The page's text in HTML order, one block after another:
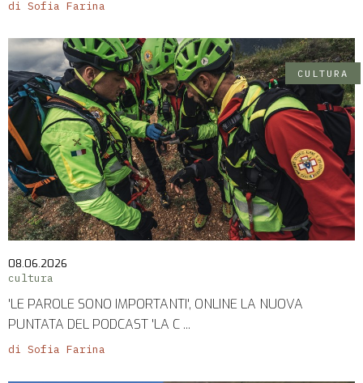
PUBBLICITARIE
PUBBLIREDAZIONALI
PICCOLI
ANNUNCI
di Sofia Farina
CULTURA
08.06.2026
cultura
'LE PAROLE SONO IMPORTANTI', ONLINE LA NUOVA
PUNTATA DEL PODCAST 'LA C ...
di Sofia Farina